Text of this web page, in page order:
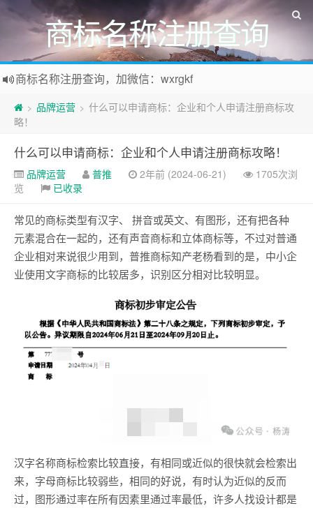
商标名称注册查询
商标名称注册查询，加微信：wxrgkf
商标注册和购买，加微信：wxrgkf
> 品牌运营 > 什么可以申请商标：企业和个人申请注册商标攻
略！
什么可以申请商标：企业和个人申请注册商标攻略！
品牌运营 普推 2年前 (2024-06-21)
1705次浏
览
已收录
常见的商标类型有汉字、 拼音或英文、有图形，还有把各种
元素混合在一起的，还有声音商标和立体商标等，不过对普通
企业相对来说很少用到，普推商标知产老杨看到的是，中小企
业使用文字商标的比较居多，识别区分相对比较明显。
汉字名称商标检索比较直接，有相同或近似的很快就会检索出
来，字母商标比较弱些，相同的好说，有时认为近似的反而
过，图形通过率在所有因素里通过率最低，许多人找设计都是